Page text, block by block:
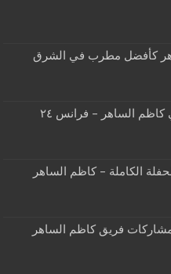
كأفضل مطرب في الشرق
الساهر – فرانس ٢٤
الكاملة – كاظم الساهر